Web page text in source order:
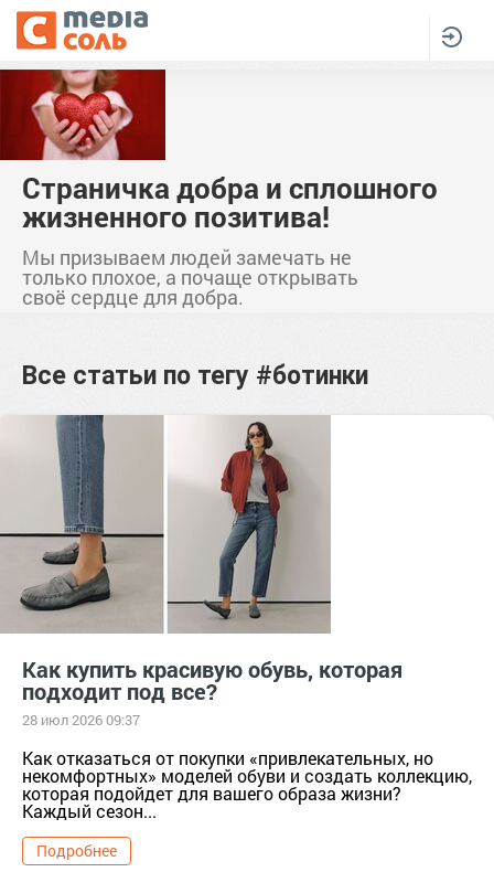
Страничка добра и сплошного
жизненного позитива!
Мы призываем людей замечать не
только плохое, а почаще открывать
своё сердце для добра.
Все статьи по тегу #ботинки
Как купить красивую обувь, которая
подходит под все?
28 июл 2026 09:37
Как отказаться от покупки «привлекательных, но
некомфортных» моделей обуви и создать коллекцию,
которая подойдет для вашего образа жизни?
Каждый сезон...
Подробнее